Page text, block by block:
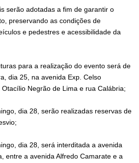
serão adotadas a fim de garantir o
preservando as condições de
e pedestres e acessibilidade da
para a realização do evento será de
dia 25, na avenida Exp. Celso
Negrão de Lima e rua Calábria;
dia 28, serão realizadas reservas de
dia 28, será interditada a avenida
entre a avenida Alfredo Camarate e a